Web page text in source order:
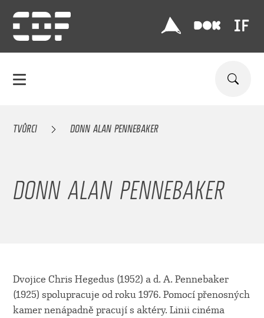
TVŮRCI DONN ALAN PENNEBAKER
DONN ALAN PENNEBAKER
Dvojice Chris Hegedus (1952) a d. A. Pennebaker
(1925) spolupracuje od roku 1976. Pomocí přenosných
kamer nenápadně pracují s aktéry. Linii cinéma